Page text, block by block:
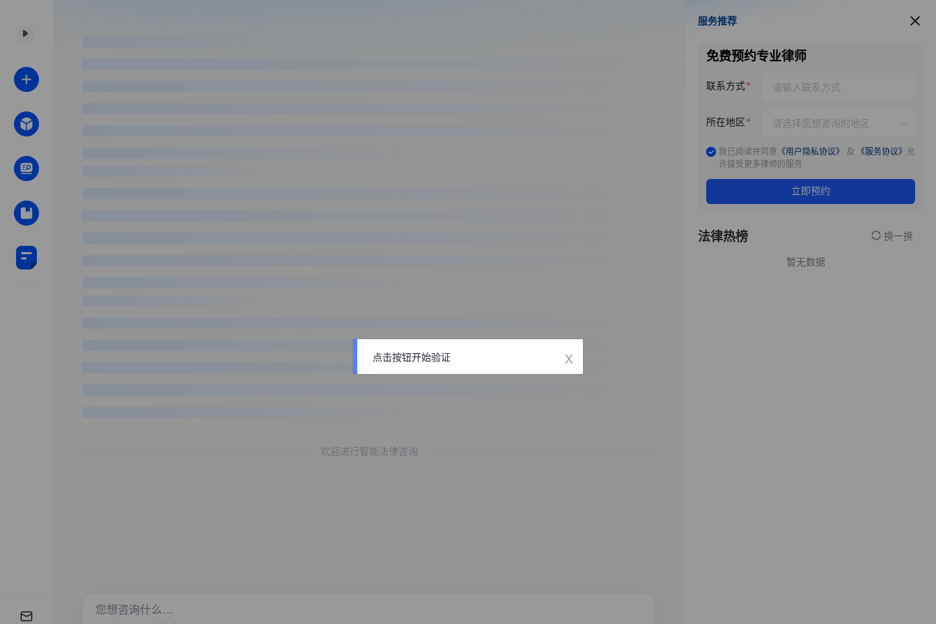
欢迎进行智能法律咨询
服务推荐
服务推荐
免费预约专业律师
联系方式
所在地区
我已阅读并同意 《用户隐私协议》 及 《服务协议》 允
许接受更多律师的服务
立即预约
法律热榜 换一换
暂无数据
点击按钮开始验证 x